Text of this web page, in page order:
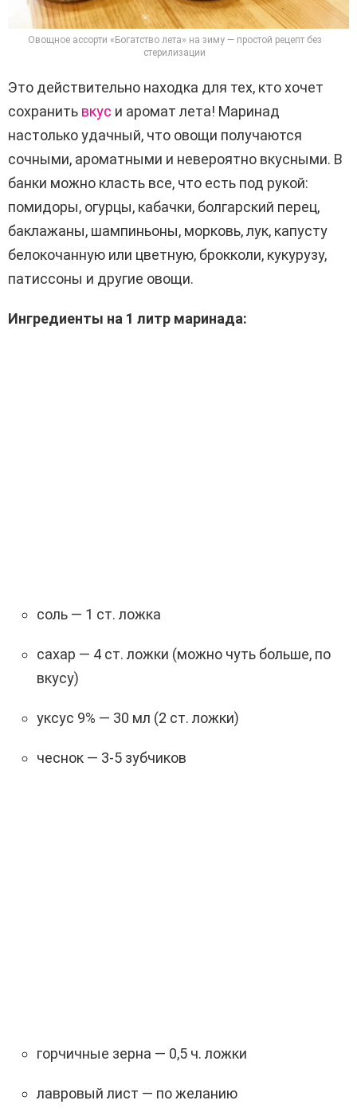
Овощное ассорти «Богатство лета» на зиму — простой рецепт без
стерилизации
Это действительно находка для тех, кто хочет
сохранить вкус и аромат лета! Маринад
настолько удачный, что овощи получаются
сочными, ароматными и невероятно вкусными. В
банки можно класть все, что есть под рукой:
помидоры, огурцы, кабачки, болгарский перец,
баклажаны, шампиньоны, морковь, лук, капусту
белокочанную или цветную, брокколи, кукурузу,
патиссоны и другие овощи.
Ингредиенты на 1 литр маринада:
соль — 1 ст. ложка
сахар — 4 ст. ложки (можно чуть больше, по
вкусу)
уксус 9% — 30 мл (2 ст. ложки)
чеснок — 3-5 зубчиков
горчичные зерна — 0,5 ч. ложки
лавровый лист — по желанию